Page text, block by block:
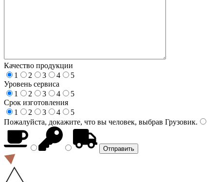
Качество продукции
1
2 3 4
5
Уровень сервиса
1
2 3 4
5
Срок изготовления
1
2 3 4
5
Пожалуйста, докажите, что вы человек, выбрав Грузовик.